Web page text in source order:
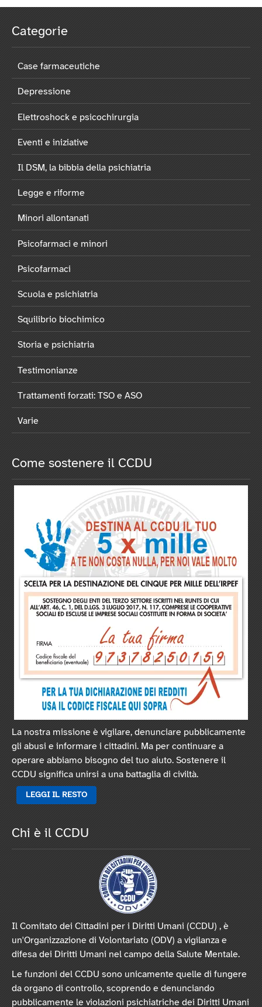
Categorie
Case farmaceutiche
Depressione
Elettroshock e psicochirurgia
Eventi e iniziative
Il DSM, la bibbia della psichiatria
Legge e riforme
Minori allontanati
Psicofarmaci e minori
Psicofarmaci
Scuola e psichiatria
Squilibrio biochimico
Storia e psichiatria
Testimonianze
Trattamenti forzati: TSO e ASO
Varie
Come sostenere il CCDU
La nostra missione è vigilare, denunciare pubblicamente
gli abusi e informare i cittadini. Ma per continuare a
operare abbiamo bisogno del tuo aiuto. Sostenere il
CCDU significa unirsi a una battaglia di civiltà.
LEGGI IL RESTO
Chi è il CCDU
Il Comitato dei Cittadini per i Diritti Umani (CCDU) , è
un'Organizzazione di Volontariato (ODV) a vigilanza e
difesa dei Diritti Umani nel campo della Salute Mentale.
Le funzioni del CCDU sono unicamente quelle di fungere
da organo di controllo, scoprendo e denunciando
pubblicamente le violazioni psichiatriche dei Diritti Umani